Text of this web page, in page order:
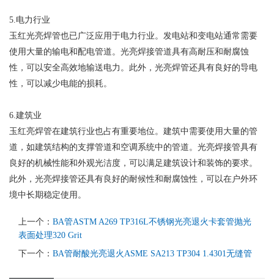
5.电力行业
玉红光亮焊管也已广泛应用于电力行业。发电站和变电站通常需要
使用大量的输电和配电管道。光亮焊接管道具有高耐压和耐腐蚀
性，可以安全高效地输送电力。此外，光亮焊管还具有良好的导电
性，可以减少电能的损耗。
6.建筑业
玉红亮焊管在建筑行业也占有重要地位。建筑中需要使用大量的管
道，如建筑结构的支撑管道和空调系统中的管道。光亮焊接管具有
良好的机械性能和外观光洁度，可以满足建筑设计和装饰的要求。
此外，光亮焊接管还具有良好的耐候性和耐腐蚀性，可以在户外环
境中长期稳定使用。
上一个： BA管ASTM A269 TP316L不锈钢光亮退火卡套管抛光
表面处理320 Grit
下一个： BA管耐酸光亮退火ASME SA213 TP304 1.4301无缝管